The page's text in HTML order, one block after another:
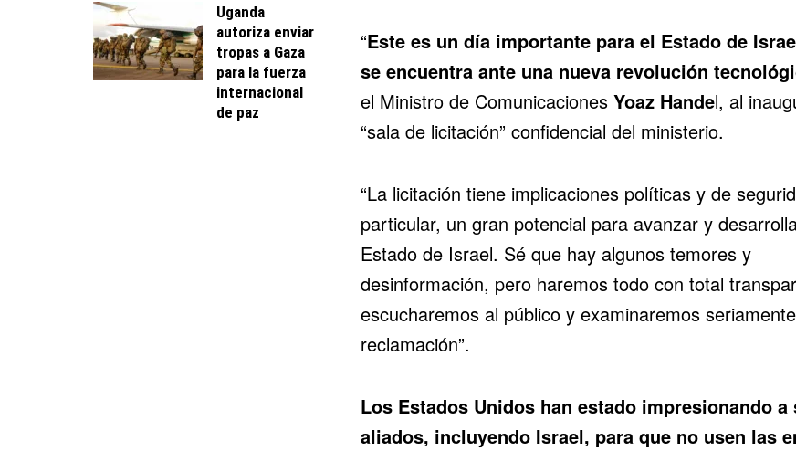
“Este es un día importante para el Estado de
se encuentra ante una nueva revolución
el Ministro de Comunicaciones Yoaz Handel, al
“sala de licitación” confidencial del ministerio.
“La licitación tiene implicaciones políticas y de
particular, un gran potencial para avanzar y
Estado de Israel. Sé que hay algunos temores y
desinformación, pero haremos todo con total
escucharemos al público y examinaremos
reclamación”.
Los Estados Unidos han estado impresionandoa
aliados, incluyendo Israel, para que no usen las
Uganda
autoriza enviar
tropas a Gaza
para la fuerza
internacional
de paz